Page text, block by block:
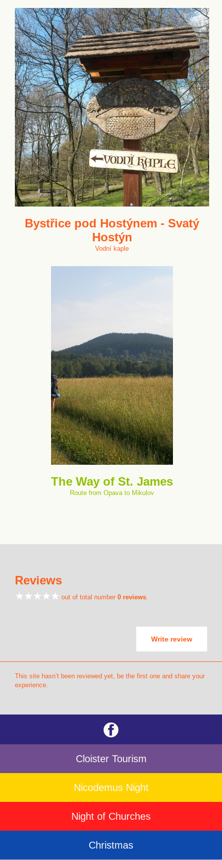
Bystřice pod Hostýnem - Svatý
Hostýn
Vodní kaple
The Way of St. James
Route from Opava to Mikulov
Reviews
out of total number 0 reviews.
Write review
This site hasn’t been reviewed yet, be the first one and share your
experience.
Cloister Tourism
Nicodemus Night
Night of Churches
Christmas